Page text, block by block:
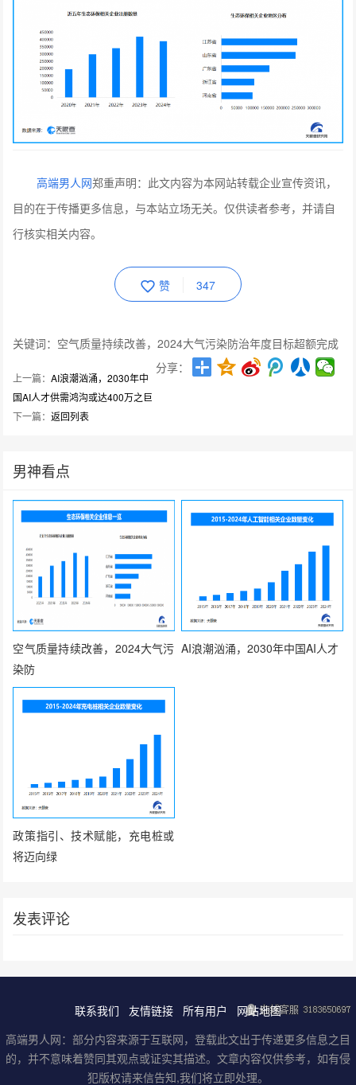
高端男人网郑重声明：此文内容为本网站转载企业宣传资讯，
目的在于传播更多信息，与本站立场无关。仅供读者参考，并请自
行核实相关内容。
赞 347
关键词：空气质量持续改善，2024大气污染防治年度目标超额完成
分享：
上一篇：AI浪潮汹涌，2030年中
国AI人才供需鸿沟或达400万之巨
下一篇：返回列表
男神看点
空气质量持续改善，2024大气污
染防
AI浪潮汹涌，2030年中国AI人才
政策指引、技术赋能，充电桩或
将迈向绿
发表评论
联系我们 友情链接 所有用户
网站地图
高端男人网：部分内容来源于互联网，登载此文出于传递更多信息之目
的，并不意味着赞同其观点或证实其描述。文章内容仅供参考，如有侵
犯版权请来信告知,我们将立即处理。